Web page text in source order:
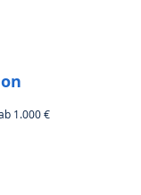
1.000 €